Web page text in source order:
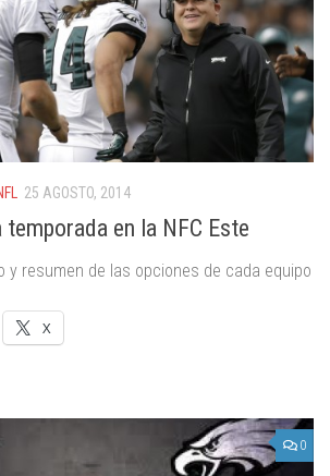
25 AGOSTO, 2014
en la NFC Este
y resumen de las opciones de cada equipo
X
0